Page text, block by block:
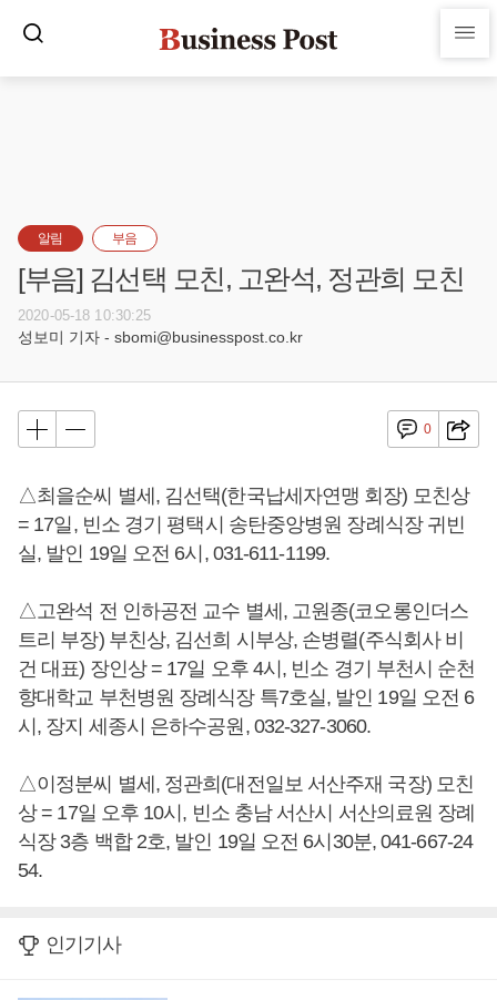
알림 부음
[부음] 김선택 모친, 고완석, 정관희 모친
2020-05-18 10:30:25
성보미 기자 - sbomi@businesspost.co.kr
0
△최을순씨 별세, 김선택(한국납세자연맹 회장) 모친상
= 17일, 빈소 경기 평택시 송탄중앙병원 장례식장 귀빈
실, 발인 19일 오전 6시, 031-611-1199.
△고완석 전 인하공전 교수 별세, 고원종(코오롱인더스
트리 부장) 부친상, 김선희 시부상, 손병렬(주식회사 비
건 대표) 장인상 = 17일 오후 4시, 빈소 경기 부천시 순천
향대학교 부천병원 장례식장 특7호실, 발인 19일 오전 6
시, 장지 세종시 은하수공원, 032-327-3060.
△이정분씨 별세, 정관희(대전일보 서산주재 국장) 모친
상 = 17일 오후 10시, 빈소 충남 서산시 서산의료원 장례
식장 3층 백합 2호, 발인 19일 오전 6시30분, 041-667-24
54.
인기기사